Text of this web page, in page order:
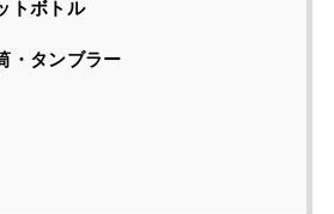
ボトル
タンブラー